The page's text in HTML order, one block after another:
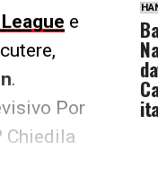
e
.
Por
Chiedila